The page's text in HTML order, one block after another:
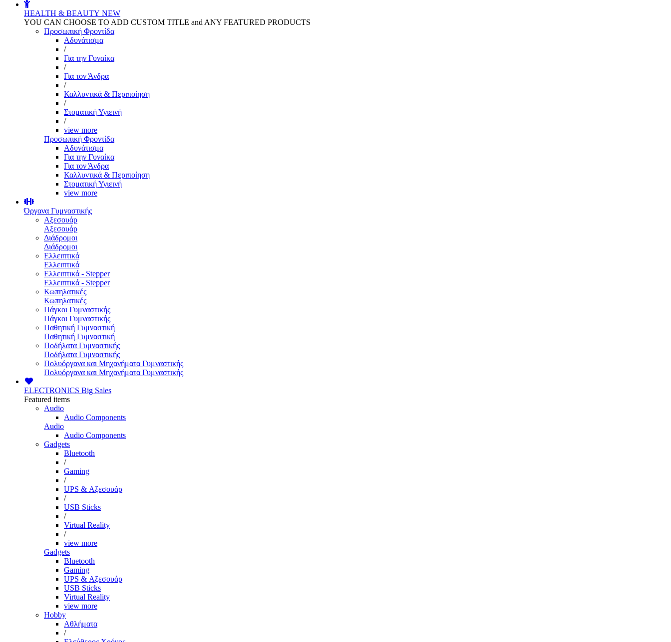
HEALTH & BEAUTY NEW
YOU CAN CHOOSE TO ADD CUSTOM TITLE and ANY FEATURED PRODUCTS
Προσωπική Φροντίδα
Αδυνάτισμα
/
Για την Γυναίκα
/
Για τον Άνδρα
/
Καλλυντικά & Περιποίηση
/
Στοματική Υγιεινή
/
view more
Προσωπική Φροντίδα
Αδυνάτισμα
Για την Γυναίκα
Για τον Άνδρα
Καλλυντικά & Περιποίηση
Στοματική Υγιεινή
view more
Όργανα Γυμναστικής
Αξεσουάρ
Αξεσουάρ
Διάδρομοι
Διάδρομοι
Ελλειπτικά
Ελλειπτικά
Ελλειπτικά - Stepper
Ελλειπτικά - Stepper
Κωπηλατικές
Κωπηλατικές
Πάγκοι Γυμναστικής
Πάγκοι Γυμναστικής
Παθητική Γυμναστική
Παθητική Γυμναστική
Ποδήλατα Γυμναστικής
Ποδήλατα Γυμναστικής
Πολυόργανα και Μηχανήματα Γυμναστικής
Πολυόργανα και Μηχανήματα Γυμναστικής
ELECTRONICS Big Sales
Featured items
Audio
Audio Components
Audio
Audio Components
Gadgets
Bluetooth
/
Gaming
/
UPS & Αξεσουάρ
/
USB Sticks
/
Virtual Reality
/
view more
Gadgets
Bluetooth
Gaming
UPS & Αξεσουάρ
USB Sticks
Virtual Reality
view more
Hobby
Αθλήματα
/